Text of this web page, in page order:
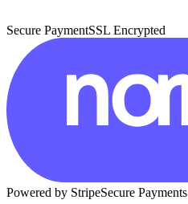
Secure PaymentSSL Encrypted
Powered by StripeSecure Payments